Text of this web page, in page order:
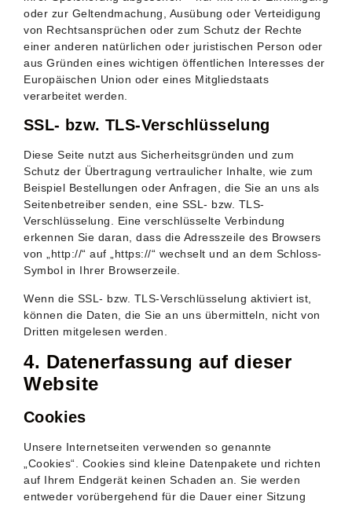
oder zur Geltendmachung, Ausübung oder Verteidigung
von Rechtsansprüchen oder zum Schutz der Rechte
einer anderen natürlichen oder juristischen Person oder
aus Gründen eines wichtigen öffentlichen Interesses der
Europäischen Union oder eines Mitgliedstaats
verarbeitet werden.
SSL- bzw. TLS-Verschlüsselung
Diese Seite nutzt aus Sicherheitsgründen und zum
Schutz der Übertragung vertraulicher Inhalte, wie zum
Beispiel Bestellungen oder Anfragen, die Sie an uns als
Seitenbetreiber senden, eine SSL- bzw. TLS-
Verschlüsselung. Eine verschlüsselte Verbindung
erkennen Sie daran, dass die Adresszeile des Browsers
von „http://“ auf „https://“ wechselt und an dem Schloss-
Symbol in Ihrer Browserzeile.
Wenn die SSL- bzw. TLS-Verschlüsselung aktiviert ist,
können die Daten, die Sie an uns übermitteln, nicht von
Dritten mitgelesen werden.
4. Datenerfassung auf dieser
Website
Cookies
Unsere Internetseiten verwenden so genannte
„Cookies“. Cookies sind kleine Datenpakete und richten
auf Ihrem Endgerät keinen Schaden an. Sie werden
entweder vorübergehend für die Dauer einer Sitzung